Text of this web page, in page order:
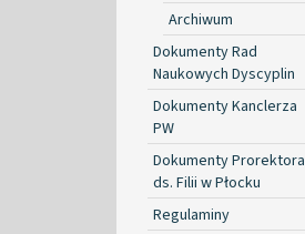
Archiwum
Dokumenty Rad
Naukowych Dyscyplin
Dokumenty Kanclerza
PW
Dokumenty Prorektora
ds. Filii w Płocku
Regulaminy